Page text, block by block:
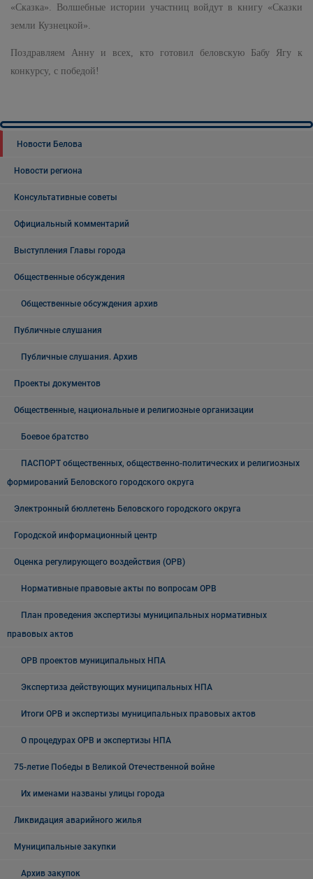
«Сказка». Волшебные истории участниц войдут в книгу «Сказки
земли Кузнецкой».
Поздравляем Анну и всех, кто готовил беловскую Бабу Ягу к
конкурсу, с победой!
Новости Белова
Новости региона
Консультативные советы
Официальный комментарий
Выступления Главы города
Общественные обсуждения
Общественные обсуждения архив
Публичные слушания
Публичные слушания. Архив
Проекты документов
Общественные, национальные и религиозные организации
Боевое братство
ПАСПОРТ общественных, общественно-политических и религиозных
формирований Беловского городского округа
Электронный бюллетень Беловского городского округа
Городской информационный центр
Оценка регулирующего воздействия (ОРВ)
Нормативные правовые акты по вопросам ОРВ
План проведения экспертизы муниципальных нормативных
правовых актов
ОРВ проектов муниципальных НПА
Экспертиза действующих муниципальных НПА
Итоги ОРВ и экспертизы муниципальных правовых актов
О процедурах ОРВ и экспертизы НПА
75-летие Победы в Великой Отечественной войне
Их именами названы улицы города
Ликвидация аварийного жилья
Муниципальные закупки
Архив закупок